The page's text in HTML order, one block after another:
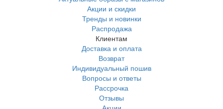
Акции и скидки
Тренды и новинки
Распродажа
Клиентам
Доставка и оплата
Возврат
Индивидуальный пошив
Вопросы и ответы
Рассрочка
Отзывы